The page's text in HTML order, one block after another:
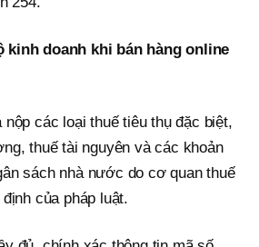
kinh doanh khi bán hàng online
các loại thuế tiêu thụ đặc biệt,
thuế tài nguyên và các khoản
sách nhà nước do cơ quan thuế
của pháp luật.